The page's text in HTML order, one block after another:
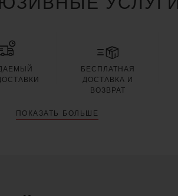
БЕСПЛАТНАЯ
ДОСТАВКА И
ВОЗВРАТ
ПОКАЗАТЬ БОЛЬШЕ